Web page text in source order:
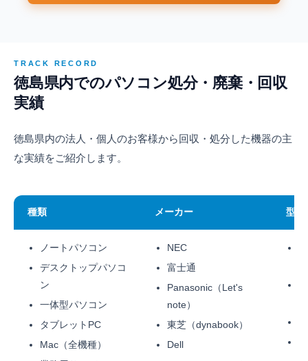
TRACK RECORD
徳島県内でのパソコン処分・廃棄・回収
実績
徳島県内の法人・個人のお客様から回収・処分した機器の主
な実績をご紹介します。
種類 メーカー 型式
ノートパソコン
デスクトップパソコ
ン
一体型パソコン
タブレットPC
Mac（全機種）
NEC
富士通
Panasonic（Let's
note）
東芝（dynabook）
Dell